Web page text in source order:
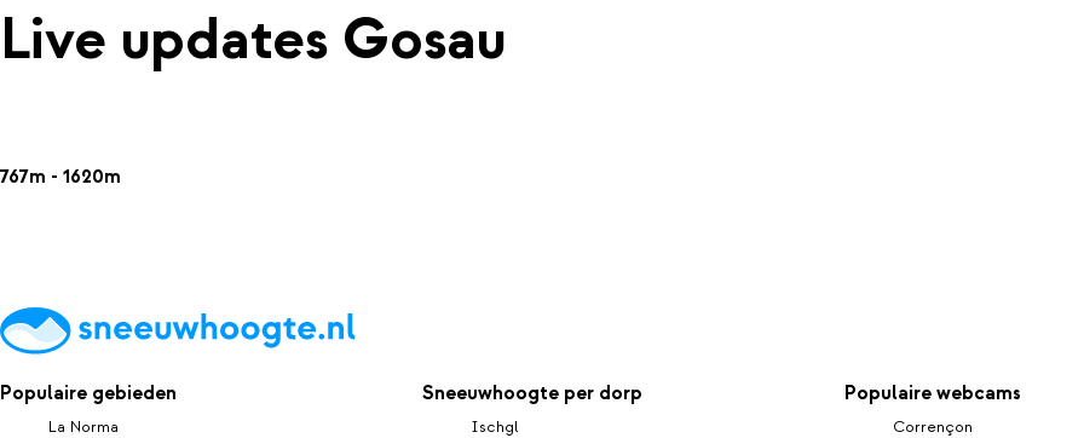
Live updates Gosau
767m - 1620m
Populaire gebieden
La Norma
Sneeuwhoogte per dorp
Ischgl
Populaire webcams
Corrençon